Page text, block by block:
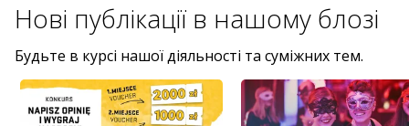
Нові публікації в нашому блозі
Будьте в курсі нашої діяльності та суміжних тем.